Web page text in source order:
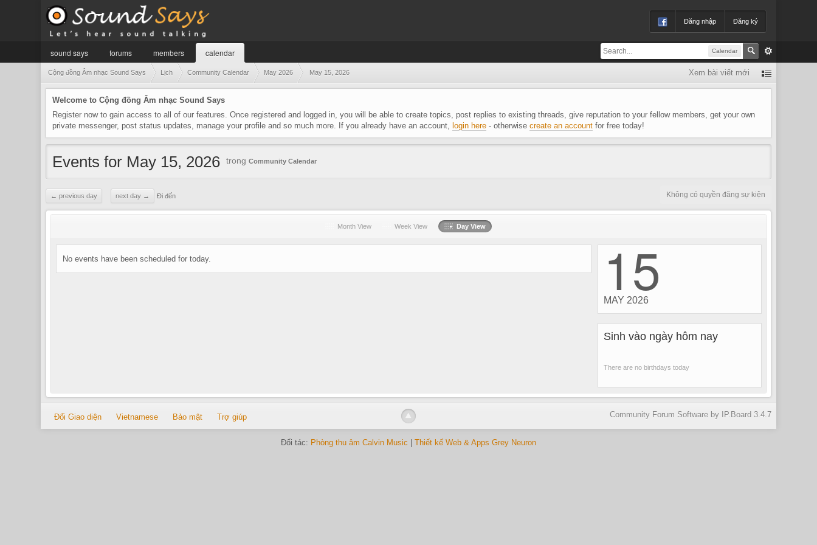
Đăng nhập Đăng ký
Calendar
sound says forums members calendar
Cộng đồng Âm nhạc Sound Says Lịch Community Calendar May 2026 May 15, 2026 Xem bài viết mới
Welcome to Cộng đồng Âm nhạc Sound Says
Register now to gain access to all of our features. Once registered and logged in, you will be able to create topics, post replies to existing threads, give reputation to your fellow members, get your own
private messenger, post status updates, manage your profile and so much more. If you already have an account, login here - otherwisecreate an account for free today!
Events for May 15, 2026 trongCommunity Calendar
← previous day next day → Đi đến Không có quyền đăng sự kiện
Month View Week View Day View
No events have been scheduled for today. 15
MAY 2026
Sinh vào ngày hôm nay
There are no birthdays today
Community Forum Software by IP.Board 3.4.7
Đổi Giao diện Vietnamese Bảo mật Trợ giúp
Đối tác: Phòng thu âm Calvin Music Thiết kế Web & Apps Grey Neuron